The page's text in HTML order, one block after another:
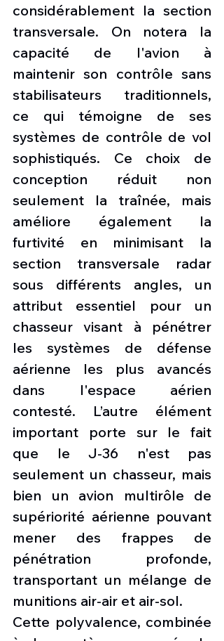
considérablement la section
transversale. On notera la
capacité de l'avion à
maintenir son contrôle sans
stabilisateurs traditionnels,
ce qui témoigne de ses
systèmes de contrôle de vol
sophistiqués. Ce choix de
conception réduit non
seulement la traînée, mais
améliore également la
furtivité en minimisant la
section transversale radar
sous différents angles, un
attribut essentiel pour un
chasseur visant à pénétrer
les systèmes de défense
aérienne les plus avancés
dans l'espace aérien
contesté. L’autre élément
important porte sur le fait
que le J-36 n'est pas
seulement un chasseur, mais
bien un avion multirôle de
supériorité aérienne pouvant
mener des frappes de
pénétration profonde,
transportant un mélange de
munitions air-air et air-sol.
Cette polyvalence, combinée